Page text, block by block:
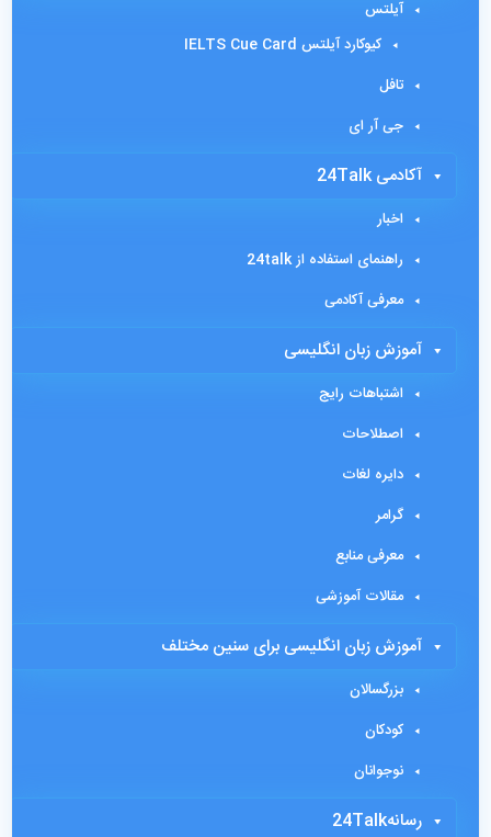
آیلتس
کیوکارد آیلتس IELTS Cue Card
تافل
جی آر ای
آکادمی 24Talk
اخبار
راهنمای استفاده از 24talk
معرفی آکادمی
آموزش زبان انگلیسی
اشتباهات رایج
اصطلاحات
دایره لغات
گرامر
معرفی منابع
مقالات آموزشی
آموزش زبان انگلیسی برای سنین مختلف
بزرگسالان
کودکان
نوجوانان
رسانه24Talk